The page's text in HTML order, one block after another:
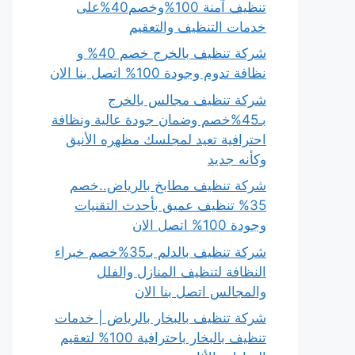
تنظيف آمنة 100%وخصم40%على
خدمات التنظيف والتعقيم
شركة تنظيف بالخرج خصم 40% و
نظافة تدوم وجودة 100% اتصل بنا الان
شركة تنظيف مجالس بالخرج
بـ45%خصم وضمان جودة عالية ونظافة
احترافية تعيد لمجلسك مظهره الأنيق
وكأنه جديد
شركة تنظيف مطابخ بالرياض..خصم
35% تنظيف عميق بأحدث التقنيات
وجودة 100% اتصل الان
شركة تنظيف بالدلم بـ35%خصم خبراء
النظافة لتنظيف المنازل والفلل
والمجالس اتصل بنا الان
شركة تنظيف بالبخار بالرياض | خدمات
تنظيف بالبخار باحترافية 100% لتعقيم